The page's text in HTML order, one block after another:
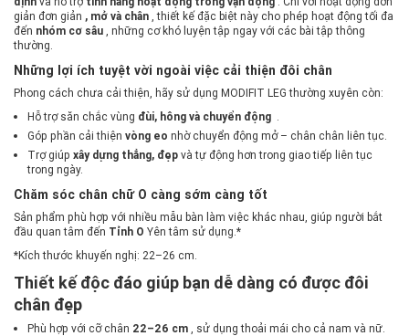
giản đơn giản , mở và chân , thiết kế đặc biệt này cho phép hoạt động tối đa
đến nhóm cơ sâu , những cơ khó luyện tập ngay với các bài tập thông
thường.
Những lợi ích tuyệt vời ngoài việc cải thiện đôi chân
Phong cách chưa cải thiện, hãy sử dụng MODIFIT LEG thường xuyên còn:
Hỗ trợ săn chắc vùng đùi, hông và chuyển động .
Góp phần cải thiện vòng eo nhờ chuyển động mở – chân chân liên tục.
Trợ giúp xây dựng thẳng, đẹp và tự động hơn trong giao tiếp liên tục
trong ngày.
Chăm sóc chân chữ O càng sớm càng tốt
Sản phẩm phù hợp với nhiều mẫu bàn làm việc khác nhau, giúp người bắt
đầu quan tâm đến Tỉnh O Yên tâm sử dụng.*
*Kích thước khuyến nghị: 22–26 cm.
Thiết kế độc đáo giúp bạn dễ dàng có được đôi
chân đẹp
Phù hợp với cỡ chân 22–26 cm , sử dụng thoải mái cho cả nam và nữ.